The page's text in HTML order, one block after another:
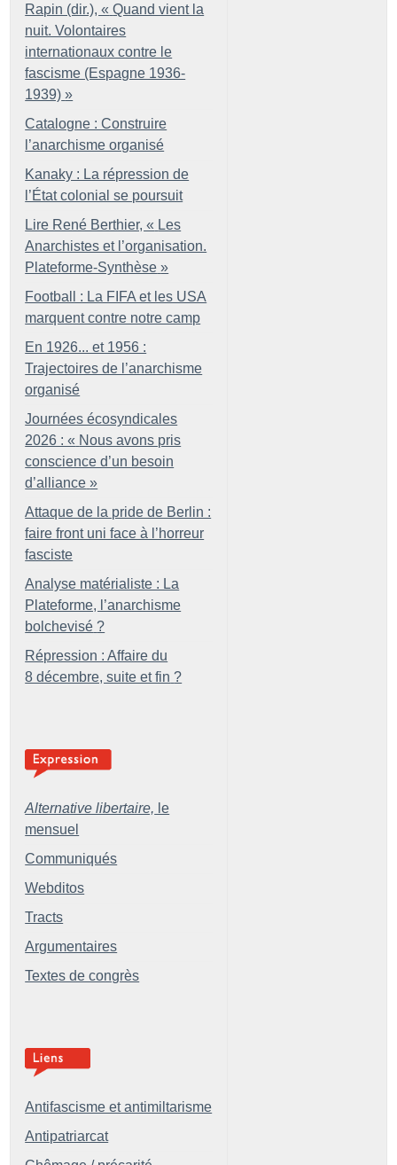
Rapin (dir.), « Quand vient la
nuit. Volontaires
internationaux contre le
fascisme (Espagne 1936-
1939) »
Catalogne : Construire
l’anarchisme organisé
Kanaky : La répression de
l’État colonial se poursuit
Lire René Berthier, « Les
Anarchistes et l’organisation.
Plateforme-Synthèse »
Football : La FIFA et les USA
marquent contre notre camp
En 1926... et 1956 :
Trajectoires de l’anarchisme
organisé
Journées écosyndicales
2026 : « Nous avons pris
conscience d’un besoin
d’alliance »
Attaque de la pride de Berlin :
faire front uni face à l’horreur
fasciste
Analyse matérialiste : La
Plateforme, l’anarchisme
bolchevisé ?
Répression : Affaire du
8 décembre, suite et fin ?
Alternative libertaire, le
mensuel
Communiqués
Webditos
Tracts
Argumentaires
Textes de congrès
Antifascisme et antimiltarisme
Antipatriarcat